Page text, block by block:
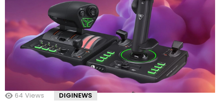
64 Views DIGINEWS